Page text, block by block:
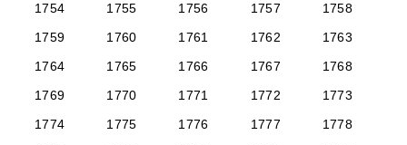
1754
1755 1756 1757
1758
1759
1760 1761 1762
1763
1764
1765 1766 1767
1768
1769
1770 1771 1772
1773
1774
1775 1776 1777
1778